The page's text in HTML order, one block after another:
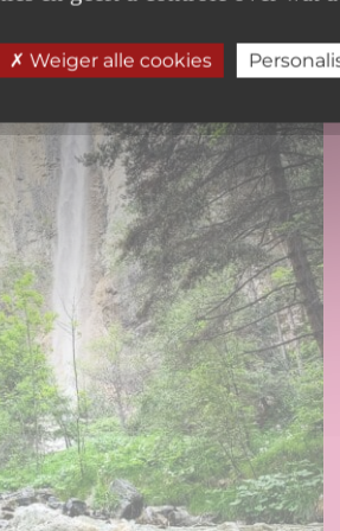
Weiger alle cookies